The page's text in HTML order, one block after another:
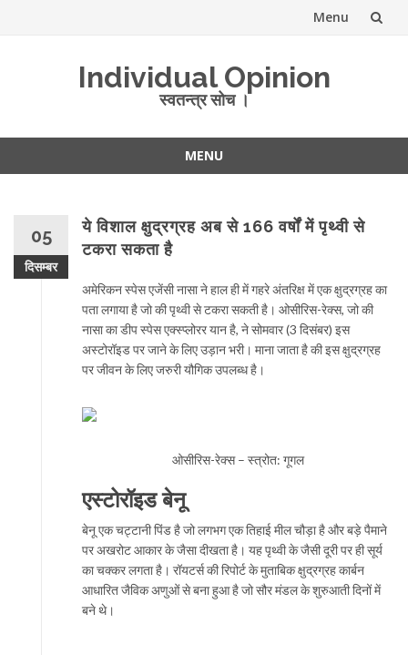
Menu
Individual Opinion
स्वतन्त्र सोच ।
MENU
05
दिसम्बर
ये विशाल क्षुद्रग्रह अब से 166 वर्षों में पृथ्वी से
टकरा सकता है
अमेरिकन स्पेस एजेंसी नासा ने हाल ही में गहरे अंतरिक्ष में एक क्षुद्रग्रह का
पता लगाया है जो की पृथ्वी से टकरा सकती है। ओसीरिस-रेक्स, जो की
नासा का डीप स्पेस एक्स्प्लोरर यान है, ने सोमवार (3 दिसंबर) इस
अस्टोरॉइड पर जाने के लिए उड़ान भरी। माना जाता है की इस क्षुद्रग्रह
पर जीवन के लिए जरुरी यौगिक उपलब्ध है।
ओसीरिस-रेक्स – स्त्रोत: गूगल
एस्टोरॉइड बेनू
बेनू एक चट्टानी पिंड है जो लगभग एक तिहाई मील चौड़ा है और बड़े पैमाने
पर अखरोट आकार के जैसा दीखता है। यह पृथ्वी के जैसी दूरी पर ही सूर्य
का चक्कर लगता है। रॉयटर्स की रिपोर्ट के मुताबिक क्षुद्रग्रह कार्बन
आधारित जैविक अणुओं से बना हुआ है जो सौर मंडल के शुरुआती दिनों में
बने थे।